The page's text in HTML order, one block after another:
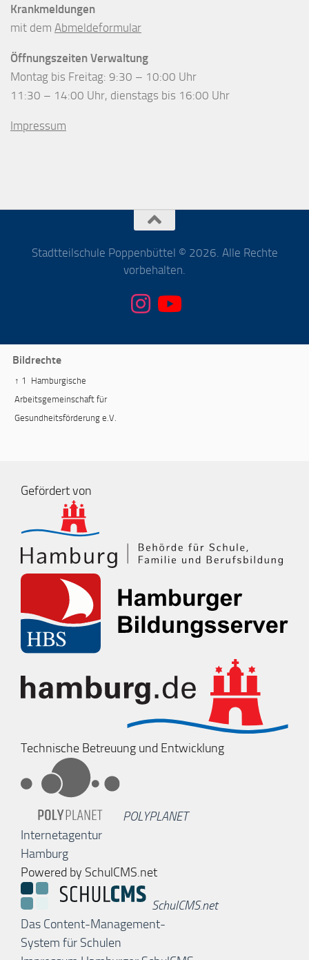
Krankmeldungen
mit dem Abmeldeformular
Öffnungszeiten Verwaltung
Montag bis Freitag: 9:30 – 10:00 Uhr
11:30 – 14:00 Uhr, dienstags bis 16:00 Uhr
Impressum
Stadtteilschule Poppenbüttel © 2026. Alle Rechte
vorbehalten.
Bildrechte
↑ 1
Hamburgische
Arbeitsgemeinschaft für
Gesundheitsförderung e.V.
Gefördert von
Technische Betreuung und Entwicklung
POLYPLANET
Internetagentur
Hamburg
Powered by SchulCMS.net
SchulCMS.net
Das Content-Management-
System für Schulen